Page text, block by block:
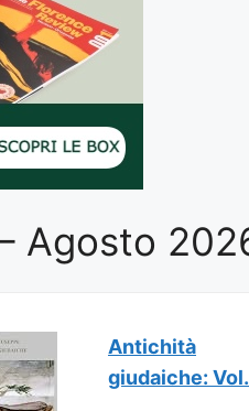
Agosto
Antichità
giudaiche: